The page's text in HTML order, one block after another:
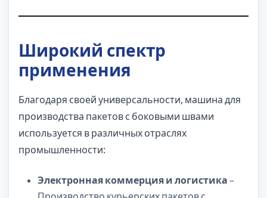
Широкий спектр
применения
Благодаря своей универсальности, машина для
производства пакетов с боковыми швами
используется в различных отраслях
промышленности:
Электронная коммерция и логистика–